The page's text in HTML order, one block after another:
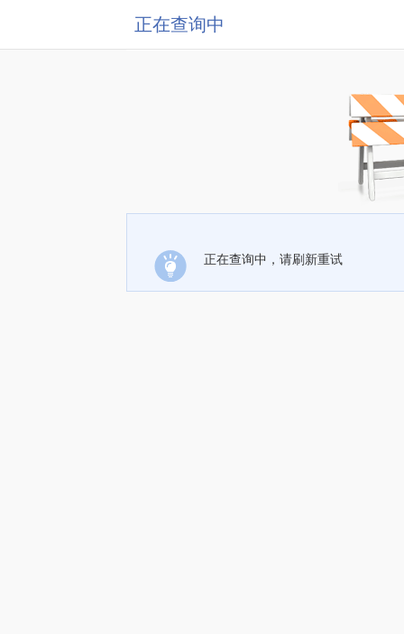
正在查询中
正在查询中，请刷新重试